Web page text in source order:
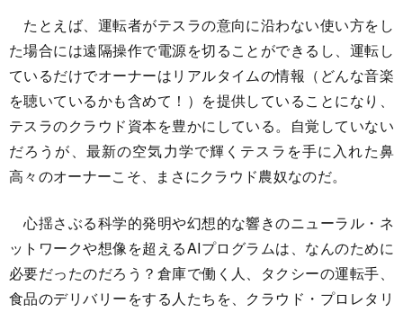
たとえば、運転者がテスラの意向に沿わない使い方をし
た場合には遠隔操作で電源を切ることができるし、運転し
ているだけでオーナーはリアルタイムの情報（どんな音楽
を聴いているかも含めて！）を提供していることになり、
テスラのクラウド資本を豊かにしている。自覚していない
だろうが、最新の空気力学で輝くテスラを手に入れた鼻
高々のオーナーこそ、まさにクラウド農奴なのだ。
心揺さぶる科学的発明や幻想的な響きのニューラル・ネ
ットワークや想像を超えるAIプログラムは、なんのために
必要だったのだろう？倉庫で働く人、タクシーの運転手、
食品のデリバリーをする人たちを、クラウド・プロレタリ